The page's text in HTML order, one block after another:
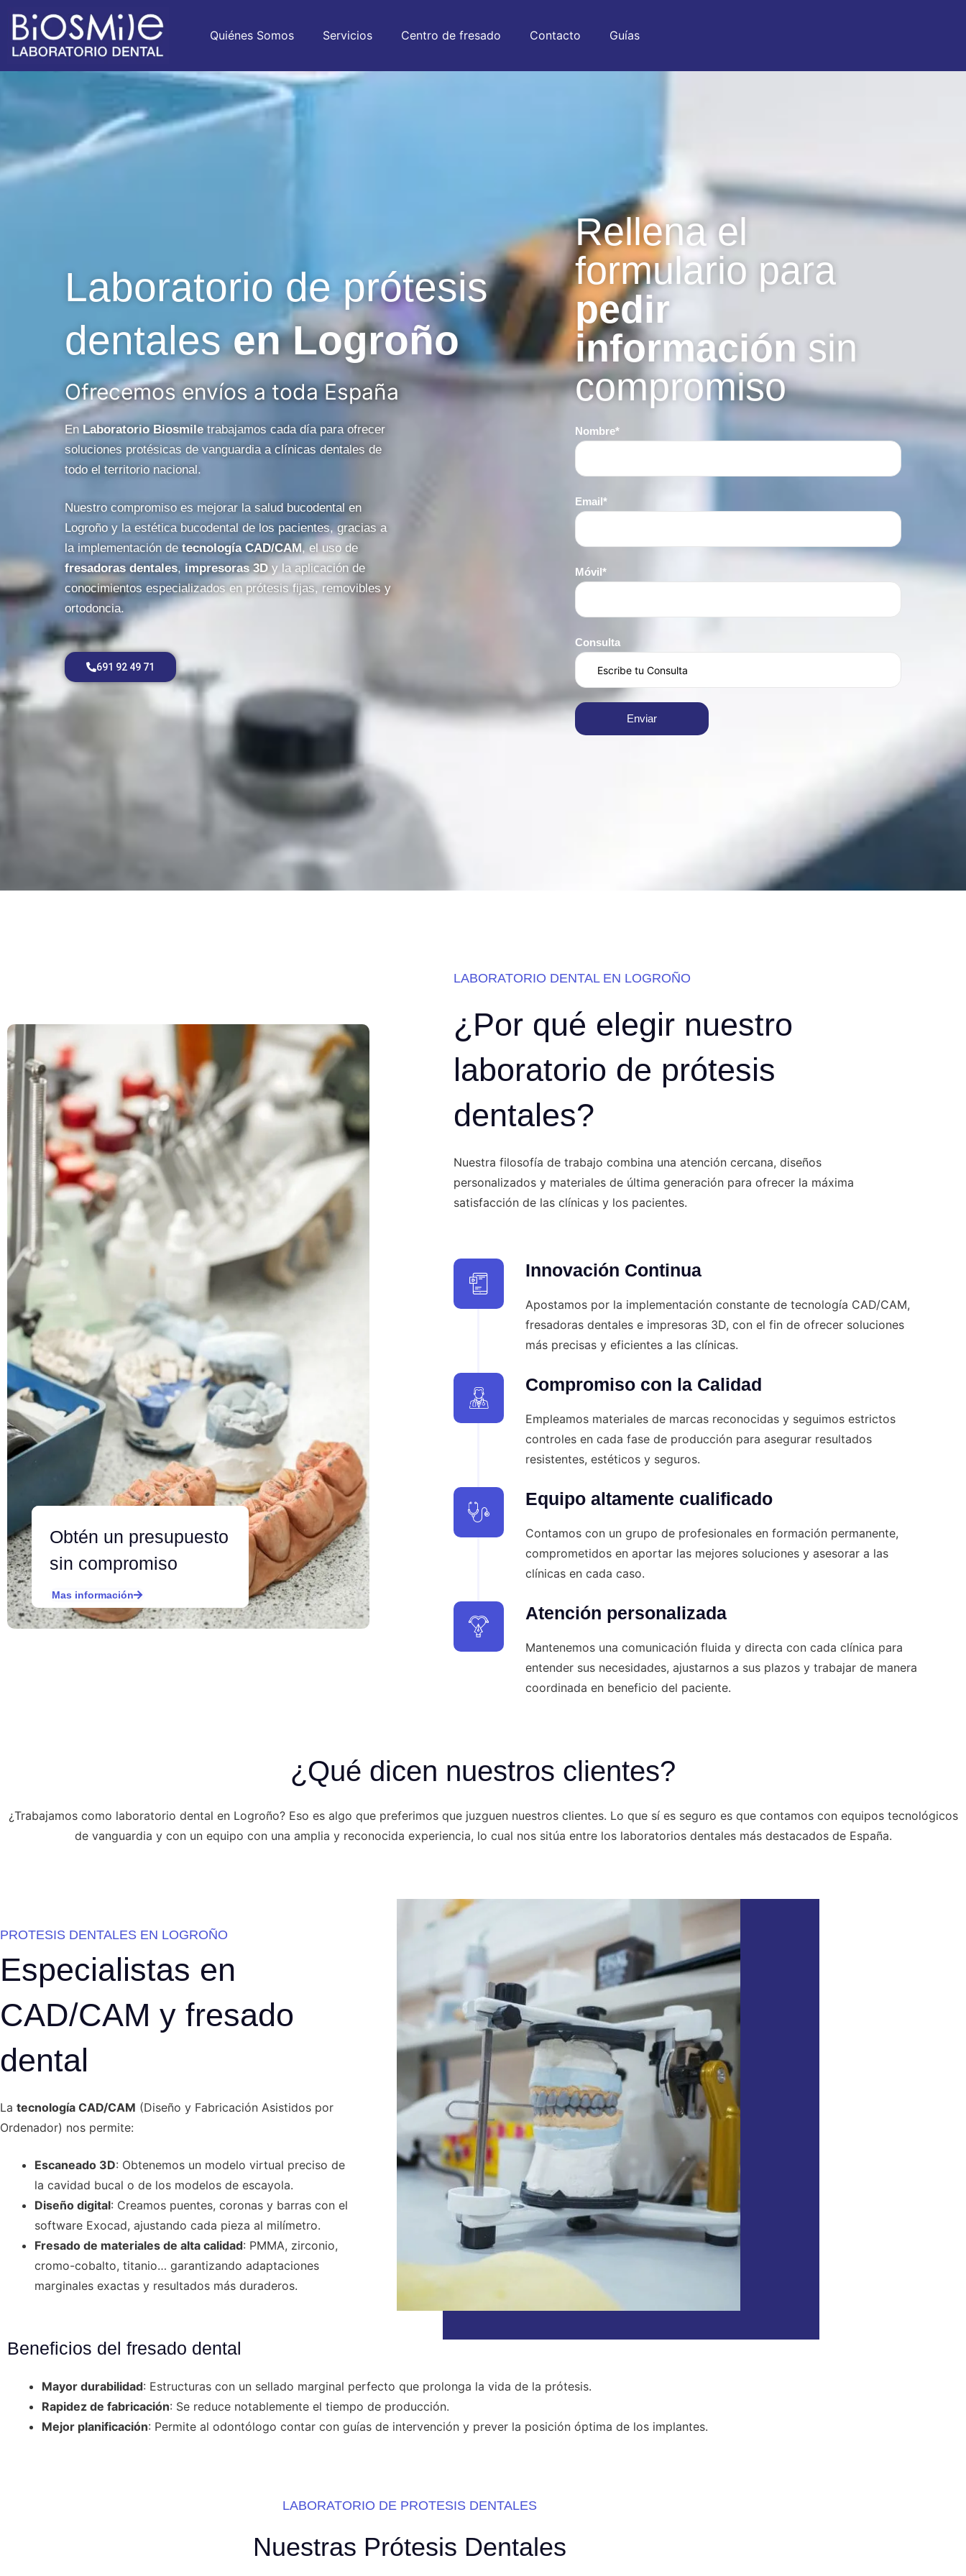
Quiénes Somos Servicios Centro de fresado Contacto Guías
Laboratorio de prótesis
dentalesen Logroño
Ofrecemos envíos a toda España
En Laboratorio Biosmiletrabajamos cada día para ofrecer
soluciones protésicas de vanguardia a clínicas dentales de
todo el territorio nacional.
Nuestro compromiso es mejorar la salud bucodental en
Logroño y la estética bucodental de los pacientes, gracias a
la implementación de tecnología CAD/CAM, el uso de
fresadoras dentales, impresoras 3D y la aplicación de
conocimientos especializados en prótesis fijas, removibles y
ortodoncia.
691 92 49 71
Rellena el
formulario para
pedir
información sin
compromiso
Nombre*
Email*
Móvil*
Consulta
Obtén un presupuesto
sin compromiso
Mas información
LABORATORIO DENTAL EN LOGROÑO
¿Por qué elegir nuestro
laboratorio de prótesis
dentales?
Nuestra filosofía de trabajo combina una atención cercana, diseños
personalizados y materiales de última generación para ofrecer la máxima
satisfacción de las clínicas y los pacientes.
Innovación Continua
Apostamos por la implementación constante de tecnología CAD/CAM,
fresadoras dentales e impresoras 3D, con el fin de ofrecer soluciones
más precisas y eficientes a las clínicas.
Compromiso con la Calidad
Empleamos materiales de marcas reconocidas y seguimos estrictos
controles en cada fase de producción para asegurar resultados
resistentes, estéticos y seguros.
Equipo altamente cualificado
Contamos con un grupo de profesionales en formación permanente,
comprometidos en aportar las mejores soluciones y asesorar a las
clínicas en cada caso.
Atención personalizada
Mantenemos una comunicación fluida y directa con cada clínica para
entender sus necesidades, ajustarnos a sus plazos y trabajar de manera
coordinada en beneficio del paciente.
¿Qué dicen nuestros clientes?
¿Trabajamos como laboratorio dental en Logroño? Eso es algo que preferimos que juzguen nuestros clientes. Lo que sí es seguro es que contamos con equipos tecnológicos
de vanguardia y con un equipo con una amplia y reconocida experiencia, lo cual nos sitúa entre los laboratorios dentales más destacados de España.
PROTESIS DENTALES EN LOGROÑO
Especialistas en
CAD/CAM y fresado
dental
La tecnología CAD/CAM (Diseño y Fabricación Asistidos por
Ordenador) nos permite:
Escaneado 3D: Obtenemos un modelo virtual preciso de
la cavidad bucal o de los modelos de escayola.
Diseño digital: Creamos puentes, coronas y barras con el
software Exocad, ajustando cada pieza al milímetro.
Fresado de materiales de alta calidad: PMMA, zirconio,
cromo-cobalto, titanio… garantizando adaptaciones
marginales exactas y resultados más duraderos.
Beneficios del fresado dental
Mayor durabilidad: Estructuras con un sellado marginal perfecto que prolonga la vida de la prótesis.
Rapidez de fabricación: Se reduce notablemente el tiempo de producción.
Mejor planificación: Permite al odontólogo contar con guías de intervención y prever la posición óptima de los implantes.
LABORATORIO DE PROTESIS DENTALES
Nuestras Prótesis Dentales